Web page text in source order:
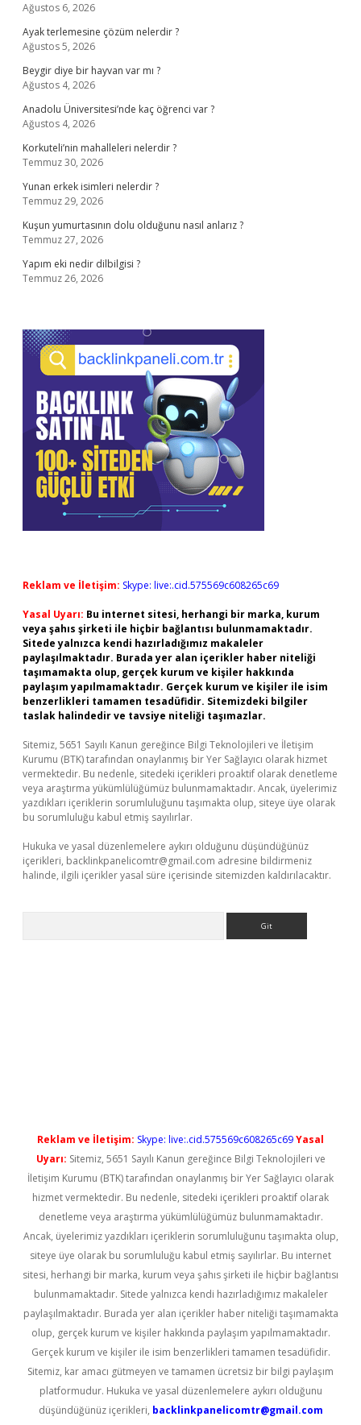
Ağustos 6, 2026
Ayak terlemesine çözüm nelerdir ?
Ağustos 5, 2026
Beygir diye bir hayvan var mı ?
Ağustos 4, 2026
Anadolu Üniversitesi’nde kaç öğrenci var ?
Ağustos 4, 2026
Korkuteli’nin mahalleleri nelerdir ?
Temmuz 30, 2026
Yunan erkek isimleri nelerdir ?
Temmuz 29, 2026
Kuşun yumurtasının dolu olduğunu nasıl anlarız ?
Temmuz 27, 2026
Yapım eki nedir dilbilgisi ?
Temmuz 26, 2026
Reklam ve İletişim: Skype: live:.cid.575569c608265c69
Yasal Uyarı: Bu internet sitesi, herhangi bir marka, kurum
veya şahıs şirketi ile hiçbir bağlantısı bulunmamaktadır.
Sitede yalnızca kendi hazırladığımız makaleler
paylaşılmaktadır. Burada yer alan içerikler haber niteliği
taşımamakta olup, gerçek kurum ve kişiler hakkında
paylaşım yapılmamaktadır. Gerçek kurum ve kişiler ile isim
benzerlikleri tamamen tesadüfidir. Sitemizdeki bilgiler
taslak halindedir ve tavsiye niteliği taşımazlar.
Sitemiz, 5651 Sayılı Kanun gereğince Bilgi Teknolojileri ve İletişim
Kurumu (BTK) tarafından onaylanmış bir Yer Sağlayıcı olarak hizmet
vermektedir. Bu nedenle, sitedeki içerikleri proaktif olarak denetleme
veya araştırma yükümlülüğümüz bulunmamaktadır. Ancak, üyelerimiz
yazdıkları içeriklerin sorumluluğunu taşımakta olup, siteye üye olarak
bu sorumluluğu kabul etmiş sayılırlar.
Hukuka ve yasal düzenlemelere aykırı olduğunu düşündüğünüz
içerikleri, backlinkpanelicomtr@gmail.com adresine bildirmeniz
halinde, ilgili içerikler yasal süre içerisinde sitemizden kaldırılacaktır.
Reklam ve İletişim: Skype: live:.cid.575569c608265c69Yasal
Uyarı: Sitemiz, 5651 Sayılı Kanun gereğince Bilgi Teknolojileri ve
İletişim Kurumu (BTK) tarafından onaylanmış bir Yer Sağlayıcı olarak
hizmet vermektedir. Bu nedenle, sitedeki içerikleri proaktif olarak
denetleme veya araştırma yükümlülüğümüz bulunmamaktadır.
Ancak, üyelerimiz yazdıkları içeriklerin sorumluluğunu taşımakta olup,
siteye üye olarak bu sorumluluğu kabul etmiş sayılırlar. Bu internet
sitesi, herhangi bir marka, kurum veya şahıs şirketi ile hiçbir bağlantısı
bulunmamaktadır. Sitede yalnızca kendi hazırladığımız makaleler
paylaşılmaktadır. Burada yer alan içerikler haber niteliği taşımamakta
olup, gerçek kurum ve kişiler hakkında paylaşım yapılmamaktadır.
Gerçek kurum ve kişiler ile isim benzerlikleri tamamen tesadüfidir.
Sitemiz, kar amacı gütmeyen ve tamamen ücretsiz bir bilgi paylaşım
platformudur. Hukuka ve yasal düzenlemelere aykırı olduğunu
düşündüğünüz içerikleri, backlinkpanelicomtr@gmail.com